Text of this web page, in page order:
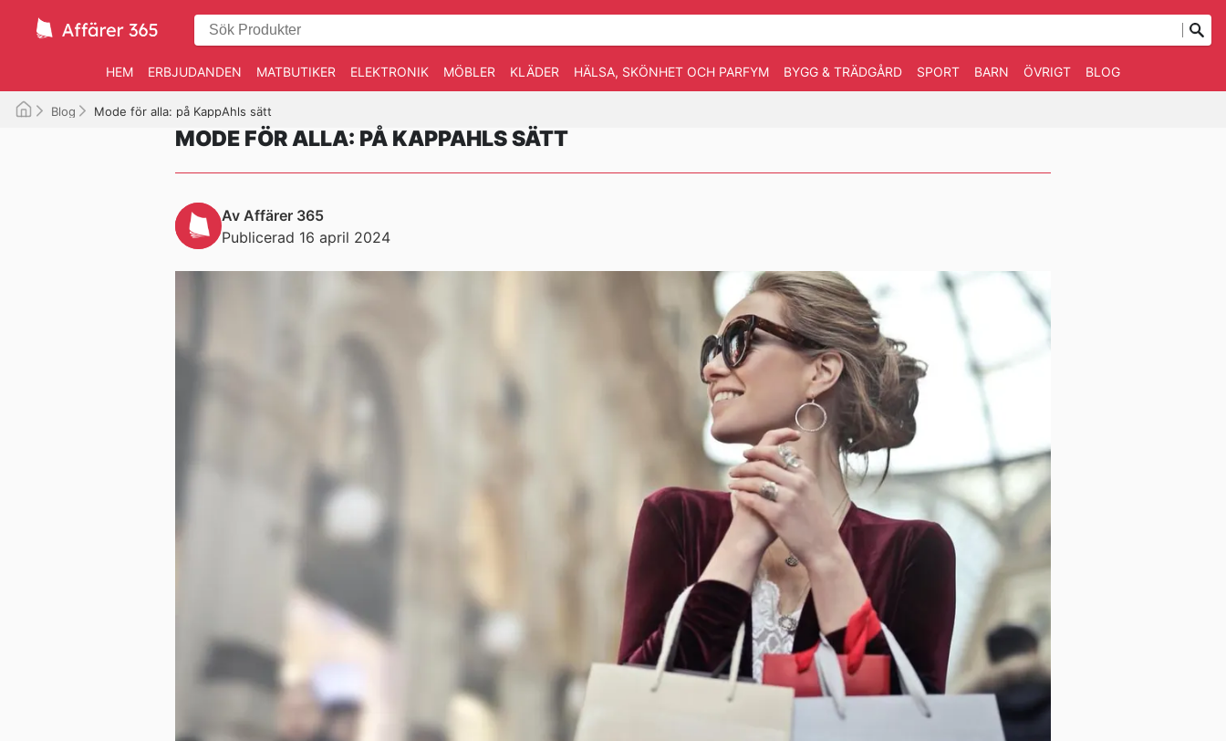
HEM ERBJUDANDEN MATBUTIKER ELEKTRONIK MÖBLER KLÄDER HÄLSA, SKÖNHET OCH PARFYM BYGG & TRÄDGÅRD SPORT BARN ÖVRIGT BLOG
Blog Mode för alla: på KappAhls sätt
MODE FÖR ALLA: PÅ KAPPAHLS SÄTT
Av Affärer 365
Publicerad 16 april 2024